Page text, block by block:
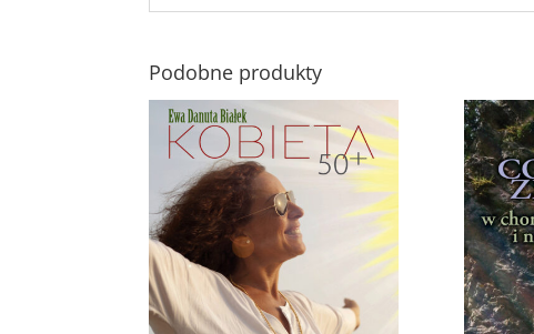
Podobne produkty